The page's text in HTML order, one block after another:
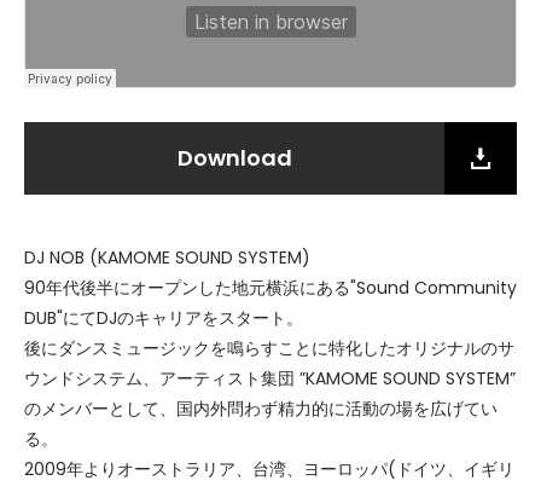
Download
DJ NOB (KAMOME SOUND SYSTEM)
90年代後半にオープンした地元横浜にある"Sound Community
DUB"にてDJのキャリアをスタート。
後にダンスミュージックを鳴らすことに特化したオリジナルのサ
ウンドシステム、アーティスト集団 ”KAMOME SOUND SYSTEM”
のメンバーとして、国内外問わず精力的に活動の場を広げてい
る。
2009年よりオーストラリア、台湾、ヨーロッパ(ドイツ、イギリ